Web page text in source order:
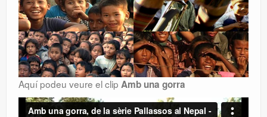
Aquí podeu veure el clip Amb una gorra